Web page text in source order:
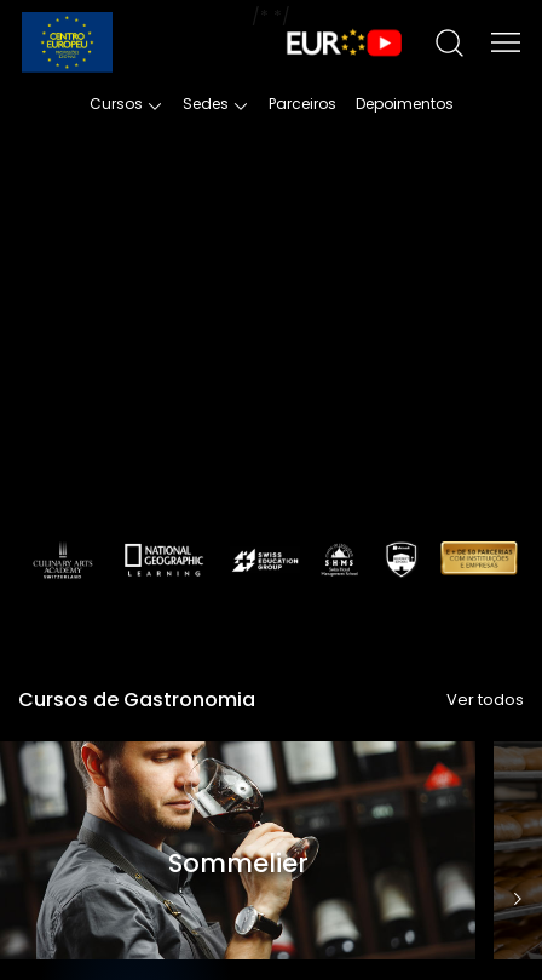
Cursos Sedes Parceiros Depoimentos
/* */
Cursos de Gastronomia Ver todos
Sommelier